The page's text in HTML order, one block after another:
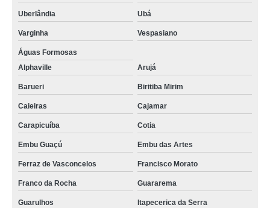
Uberlândia Ubá
Varginha Vespasiano
Águas Formosas
Alphaville
Arujá
Barueri Biritiba Mirim
Caieiras Cajamar
Carapicuíba Cotia
Embu Guaçú Embu das Artes
Ferraz de Vasconcelos Francisco Morato
Franco da Rocha Guararema
Guarulhos Itapecerica da Serra